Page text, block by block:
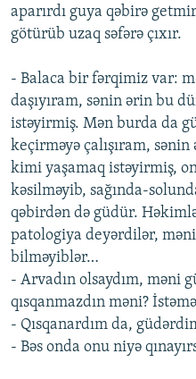
aparırdı guya qəbirə
götürüb uzaq səfərə çıxır.
- Balaca bir fərqimiz var:
daşıyıram, sənin ərin bu
istəyirmiş. Mən burda da
keçirməyə çalışıram,
kimi yaşamaq istəyirmiş,
kəsilməyib, sağında-
qəbirdən də güdür.
patologiya deyərdilər,
bilməyiblər…
- Arvadın olsaydım, məni
qısqanmazdın məni?
- Qısqanardım da,
- Bəs onda onu niyə